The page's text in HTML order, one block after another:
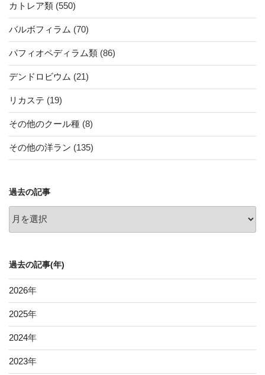
カトレア類 (550)
バルボフィラム (70)
パフィオペディラム類 (86)
デンドロビウム (21)
リカステ (19)
その他のクール種 (8)
その他の洋ラン (135)
過去の記事
去
事
過去の記事(年)
2026年
2025年
2024年
2023年